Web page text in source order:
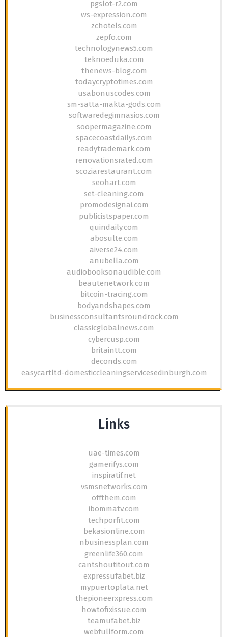
pgslot-r2.com
ws-expression.com
zchotels.com
zepfo.com
technologynews5.com
teknoeduka.com
thenews-blog.com
todaycryptotimes.com
usabonuscodes.com
sm-satta-makta-gods.com
softwaredegimnasios.com
soopermagazine.com
spacecoastdailys.com
readytrademark.com
renovationsrated.com
scoziarestaurant.com
seohart.com
set-cleaning.com
promodesignai.com
publicistspaper.com
quindaily.com
abosulte.com
aiverse24.com
anubella.com
audiobooksonaudible.com
beautenetwork.com
bitcoin-tracing.com
bodyandshapes.com
businessconsultantsroundrock.com
classicglobalnews.com
cybercusp.com
britaintt.com
deconds.com
easycartltd-domesticcleaningservicesedinburgh.com
Links
uae-times.com
gamerifys.com
inspiratif.net
vsmsnetworks.com
offthem.com
ibommatv.com
techporfit.com
bekasionline.com
nbusinessplan.com
greenlife360.com
cantshoutitout.com
expressufabet.biz
mypuertoplata.net
thepioneerxpress.com
howtofixissue.com
teamufabet.biz
webfullform.com